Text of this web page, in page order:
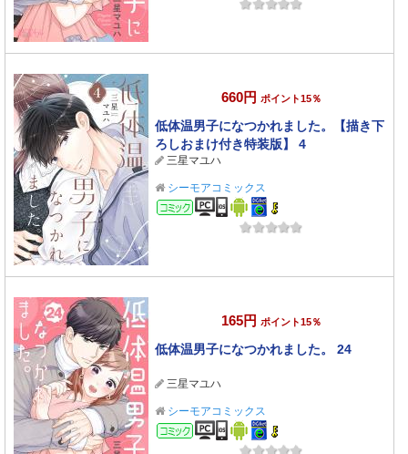
660円 ポイント15％
低体温男子になつかれました。【描き下
ろしおまけ付き特装版】 4
三星マユハ
シーモアコミックス
コミック
165円 ポイント15％
低体温男子になつかれました。 24
三星マユハ
シーモアコミックス
コミック